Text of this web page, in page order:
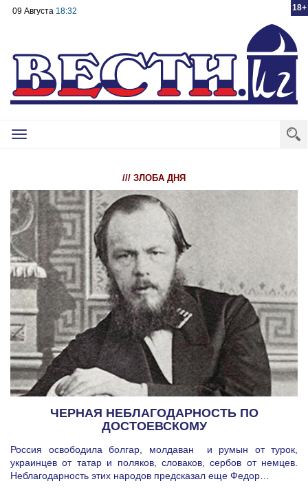
18+
09 Августа 18:32
Toggle
/// ЗЛОБА ДНЯ
ЧЕРНАЯ НЕБЛАГОДАРНОСТЬ ПО
ДОСТОЕВСКОМУ
Россия освободила болгар, молдаван и румын от турок,
украинцев от татар и поляков, словаков, сербов от немцев.
Неблагодарность этих народов предсказал еще Федор…